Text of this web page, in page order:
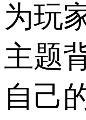
为玩
主题
自己